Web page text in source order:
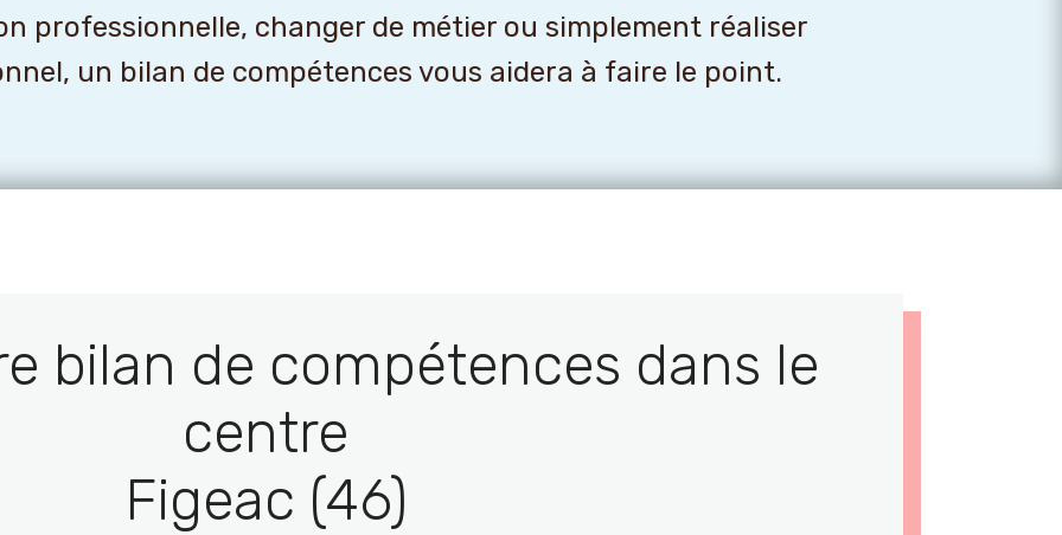
professionnelle, changer de métier ou simplement réaliser
un bilan de compétences vous aidera à faire le point.
bilan de compétences dans le
centre
Figeac (46)